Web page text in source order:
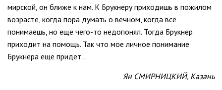
мирской, он ближе к нам. К Брукнеру приходишь в пожилом
возрасте, когда пора думать о вечном, когда всё
понимаешь, но еще чего-то недопонял. Тогда Брукнер
приходит на помощь. Так что мое личное понимание
Брукнера еще придет...
Ян СМИРНИЦКИЙ, Казань